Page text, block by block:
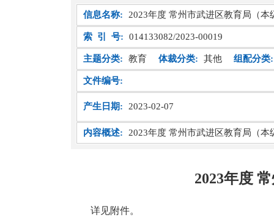
信息名称: 2023年度 常州市武进区教育局（本
索 引 号: 014133082/2023-00019
主题分类: 教育 体裁分类: 其他 组配分类:
文件编号:
产生日期: 2023-02-07
内容概述: 2023年度 常州市武进区教育局（本
2023年度
详见附件。